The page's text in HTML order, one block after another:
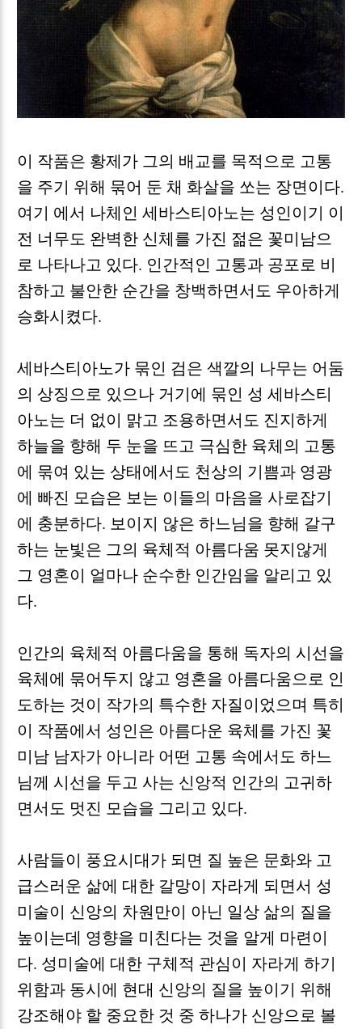
이 작품은 황제가 그의 배교를 목적으로 고통
을 주기 위해 묶어 둔 채 화살을 쏘는 장면이다.
여기 에서 나체인 세바스티아노는 성인이기 이
전 너무도 완벽한 신체를 가진 젊은 꽃미남으
로 나타나고 있다. 인간적인 고통과 공포로 비
참하고 불안한 순간을 창백하면서도 우아하게
승화시켰다.
세바스티아노가 묶인 검은 색깔의 나무는 어둠
의 상징으로 있으나 거기에 묶인 성 세바스티
아노는 더 없이 맑고 조용하면서도 진지하게
하늘을 향해 두 눈을 뜨고 극심한 육체의 고통
에 묶여 있는 상태에서도 천상의 기쁨과 영광
에 빠진 모습은 보는 이들의 마음을 사로잡기
에 충분하다. 보이지 않은 하느님을 향해 갈구
하는 눈빛은 그의 육체적 아름다움 못지않게
그 영혼이 얼마나 순수한 인간임을 알리고 있
다.
인간의 육체적 아름다움을 통해 독자의 시선을
육체에 묶어두지 않고 영혼을 아름다움으로 인
도하는 것이 작가의 특수한 자질이었으며 특히
이 작품에서 성인은 아름다운 육체를 가진 꽃
미남 남자가 아니라 어떤 고통 속에서도 하느
님께 시선을 두고 사는 신앙적 인간의 고귀하
면서도 멋진 모습을 그리고 있다.
사람들이 풍요시대가 되면 질 높은 문화와 고
급스러운 삶에 대한 갈망이 자라게 되면서 성
미술이 신앙의 차원만이 아닌 일상 삶의 질을
높이는데 영향을 미친다는 것을 알게 마련이
다. 성미술에 대한 구체적 관심이 자라게 하기
위함과 동시에 현대 신앙의 질을 높이기 위해
강조해야 할 중요한 것 중 하나가 신앙으로 볼